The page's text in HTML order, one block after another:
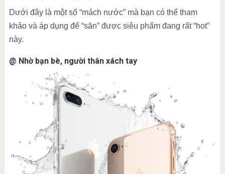
Dưới đây là một số “mách nước” mà bạn có thể tham
khảo và áp dụng để “săn” được siêu phẩm đang rất “hot”
này.
@ Nhờ bạn bè, người thân xách tay